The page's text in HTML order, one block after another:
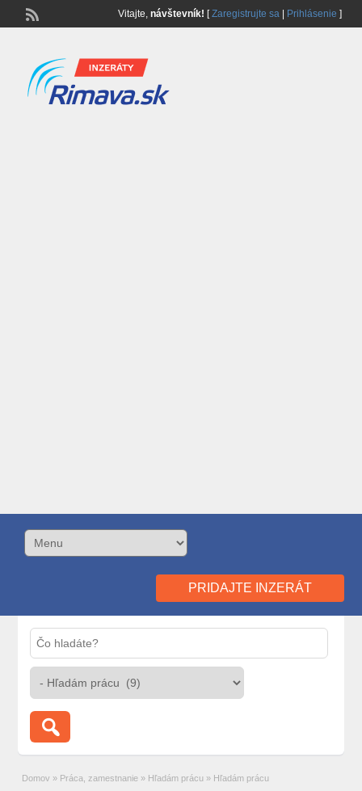
Vitajte, návštevník! [Zaregistrujte sa| Prihlásenie ]
PRIDAJTE INZERÁT
Domov » Práca, zamestnanie » Hľadám prácu » Hľadám prácu